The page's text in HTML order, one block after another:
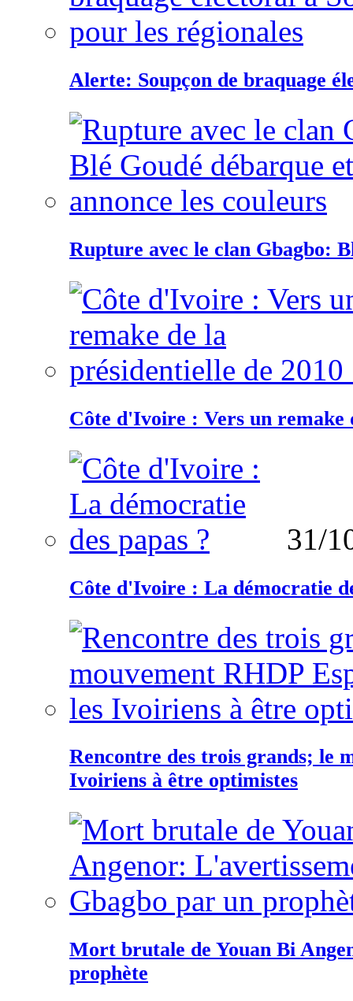
Alerte: Soupçon de braquage
Rupture avec le clan Gbagbo:
Côte d'Ivoire : Vers un remake
31/
Côte d'Ivoire : La démocratie
Rencontre des trois grands; le
Ivoiriens à être optimistes
Mort brutale de Youan Bi
prophète